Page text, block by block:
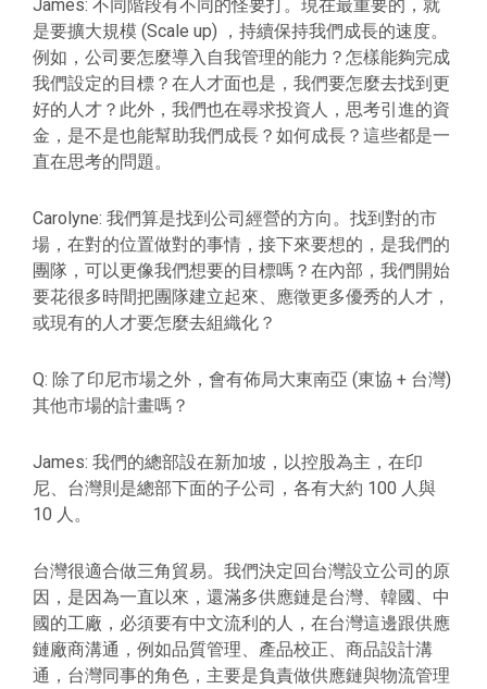
James: 不同階段有不同的怪要打。現在最重要的，就
是要擴大規模 (Scale up) ，持續保持我們成長的速度。
例如，公司要怎麼導入自我管理的能力？怎樣能夠完成
我們設定的目標？在人才面也是，我們要怎麼去找到更
好的人才？此外，我們也在尋求投資人，思考引進的資
金，是不是也能幫助我們成長？如何成長？這些都是一
直在思考的問題。
Carolyne: 我們算是找到公司經營的方向。找到對的市
場，在對的位置做對的事情，接下來要想的，是我們的
團隊，可以更像我們想要的目標嗎？在內部，我們開始
要花很多時間把團隊建立起來、應徵更多優秀的人才，
或現有的人才要怎麼去組織化？
Q: 除了印尼市場之外，會有佈局大東南亞 (東協 + 台灣)
其他市場的計畫嗎？
James: 我們的總部設在新加坡，以控股為主，在印
尼、台灣則是總部下面的子公司，各有大約 100 人與
10 人。
台灣很適合做三角貿易。我們決定回台灣設立公司的原
因，是因為一直以來，還滿多供應鏈是台灣、韓國、中
國的工廠，必須要有中文流利的人，在台灣這邊跟供應
鏈廠商溝通，例如品質管理、產品校正、商品設計溝
通，台灣同事的角色，主要是負責做供應鏈與物流管理